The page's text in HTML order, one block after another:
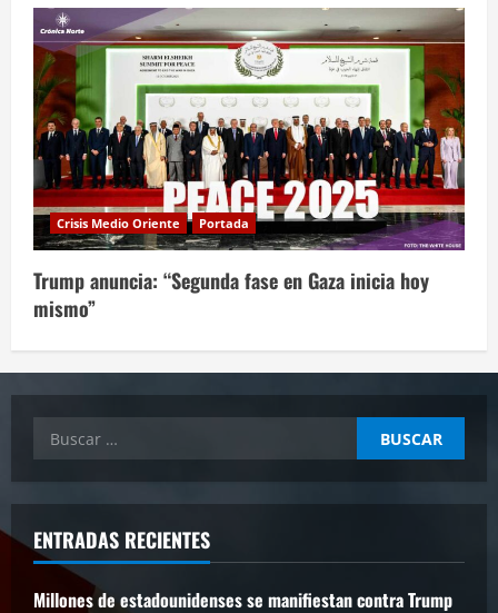
Crisis Medio Oriente Portada
Trump anuncia: “Segunda fase en Gaza inicia hoy
mismo”
Buscar:
ENTRADAS RECIENTES
Millones de estadounidenses se manifiestan contra Trump